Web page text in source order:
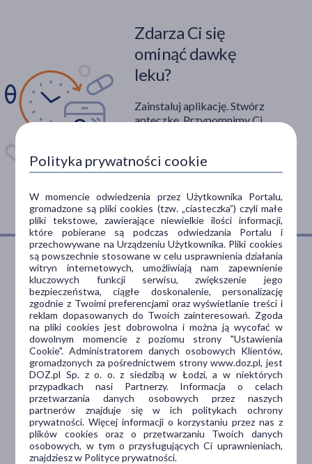
Zdarza Ci się
ominąć dawkę
leku?
Zainstaluj aplikację. Stwórz
apteczkę. Przypomnimy Ci
Dostępna w
Dlaczego DOZ.pl
Niższe koszta leczenia
Darmowa dostawa do Apteki
Bezpłatna Infolinia dla
Pacjentów.
Bezpieczeństwo
Polityka prywatności cookie
W momencie odwiedzenia przez Użytkownika Portalu,
gromadzone są pliki cookies (tzw. „ciasteczka”) czyli małe
pliki tekstowe, zawierające niewielkie ilości informacji,
które pobierane są podczas odwiedzania Portalu i
przechowywane na Urządzeniu Użytkownika. Pliki cookies
są powszechnie stosowane w celu usprawnienia działania
witryn internetowych, umożliwiają nam zapewnienie
kluczowych funkcji serwisu, zwiększenie jego
bezpieczeństwa, ciągłe doskonalenie, personalizację
zgodnie z Twoimi preferencjami oraz wyświetlanie treści i
reklam dopasowanych do Twoich zainteresowań. Zgoda
na pliki cookies jest dobrowolna i można ją wycofać w
dowolnym momencie z poziomu strony "Ustawienia
Cookie". Administratorem danych osobowych Klientów,
gromadzonych za pośrednictwem strony www.doz.pl, jest
DOZ.pl Sp. z o. o. z siedzibą w Łodzi, a w niektórych
przypadkach nasi Partnerzy. Informacja o celach
przetwarzania danych osobowych przez naszych
partnerów znajduje się w ich politykach ochrony
prywatności. Więcej informacji o korzystaniu przez nas z
plików cookies oraz o przetwarzaniu Twoich danych
osobowych, w tym o przysługujących Ci uprawnieniach,
znajdziesz w Polityce prywatności.